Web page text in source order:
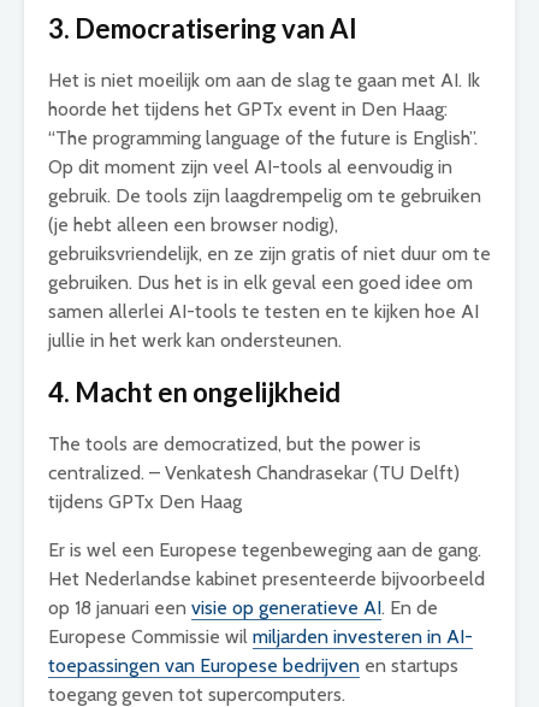
3. Democratisering van AI
Het is niet moeilijk om aan de slag te gaan met AI. Ik
hoorde het tijdens het GPTx event in Den Haag:
“The programming language of the future is English”.
Op dit moment zijn veel AI-tools al eenvoudig in
gebruik. De tools zijn laagdrempelig om te gebruiken
(je hebt alleen een browser nodig),
gebruiksvriendelijk, en ze zijn gratis of niet duur om te
gebruiken. Dus het is in elk geval een goed idee om
samen allerlei AI-tools te testen en te kijken hoe AI
jullie in het werk kan ondersteunen.
4. Macht en ongelijkheid
The tools are democratized, but the power is
centralized. – Venkatesh Chandrasekar (TU Delft)
tijdens GPTx Den Haag
Er is wel een Europese tegenbeweging aan de gang.
Het Nederlandse kabinet presenteerde bijvoorbeeld
op 18 januari een visie op generatieve AI. En de
Europese Commissie wil miljarden investeren in AI-
toepassingen van Europese bedrijven en startups
toegang geven tot supercomputers.